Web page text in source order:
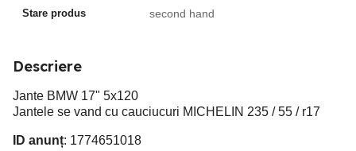
Stare produs second hand
Descriere
Jante BMW 17" 5x120
Jantele se vand cu cauciucuri MICHELIN 235 / 55 / r17
ID anunț: 1774651018